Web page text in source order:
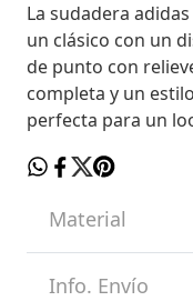
La sudadera
un clásico con un
de punto con
completa y un
perfecta para un
Material
Info. Envío